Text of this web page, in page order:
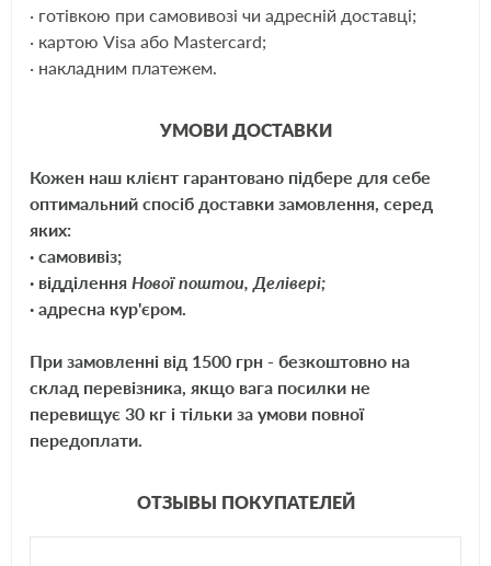
Увеличение цетанового числа топлива и как следствие улучшение
мощности и отдачи двигателя.
Понижение шумности двигателя
Понижение уровня вредных выбросов
Защита при холодном запуске.
· готівкою при самовивозі чи адресній доставці;
· картою Visa або Mastercard;
· накладним платежем.
УМОВИ ДОСТАВКИ
Кожен наш клієнт гарантовано підбере для себе
оптимальний спосіб доставки замовлення, серед
яких:
· самовивіз;
· відділення Нової поштои, Делівері;
· адресна кур'єром.
При замовленні від 1500 грн - безкоштовно на
склад перевізника, якщо вага посилки не
перевищує 30 кг і тільки за умови повної
передоплати.
ОТЗЫВЫ ПОКУПАТЕЛЕЙ